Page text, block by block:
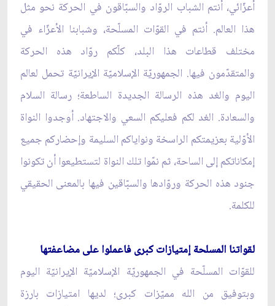
أعزّائي، أنتم الشباب الروّاد والسبّاقون في الحركة نحو مثل
هذا العالم. أنتم في القوّات المسلّحة، وشبابنا الأعزّاء في
مختلف قطاعات هذا البلد، كلّكم روّاد هذه الحركة
والمتقدّمون فيها. الجمهوريّة الإسلاميّة الإيرانيّة تحمل لعالم
اليوم والغد هذه الرسالة الجديدة الساطعة؛ رسالة السلام
والسعادة. الغد لكم فعليكم السعي والاجتهاد. أوجدوا النواة
الأوّلية بعزيمتكم الراسخة ونواياكم السليمة وإحضاركم جميع
إمكاناتكم إلى الساحة، ثم نمّوا تلك النواة لتستطيعوا أن تكونوا
جنود هذه الحركة وروّادها والسبّاقين فيها بالمعنى الحقيقي
للكلمة.
لقواتنا المسلحة إمتيازات كبرى فاعملوا على مضاعفتها
للقوّات المسلّحة في الجمهوريّة الإسلاميّة الإيرانيّة اليوم
وبتوفيق من الله مميّزات كبرى؛ لديها امتيازات بارزة